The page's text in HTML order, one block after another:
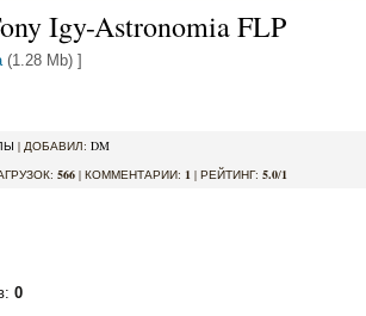
Igy-Astronomia FLP
(1.28 Mb) ]
| ДОБАВИЛ: DM
: 566 | КОММЕНТАРИИ: 1 | РЕЙТИНГ: 5.0/1
: 0